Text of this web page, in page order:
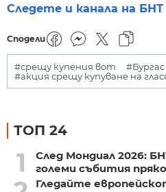
Следете и канала на БНТ
Сподели
#срещу купения вот
#Бургас
#акция срещу купуване на
ТОП 24
1
След Мондиал 2026:
големи събития пряко
Гледайте